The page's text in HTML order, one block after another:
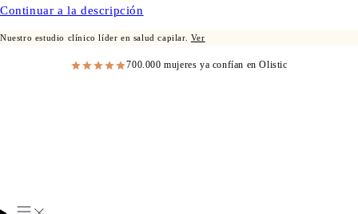
Continuar a la descripción
Nuestro estudio clínico líder en salud capilar. Ver
700.000 mujeres ya confían en Olistic